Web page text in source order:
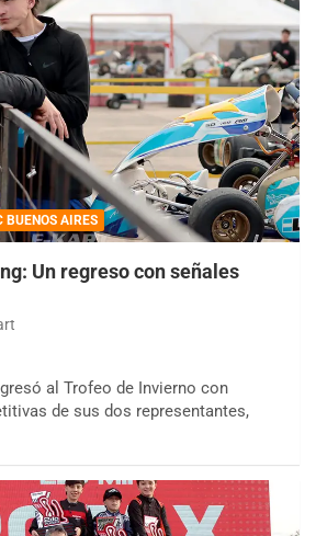
BUENOS AIRES
Un regreso con señales
al Trofeo de Invierno con
de sus dos representantes,